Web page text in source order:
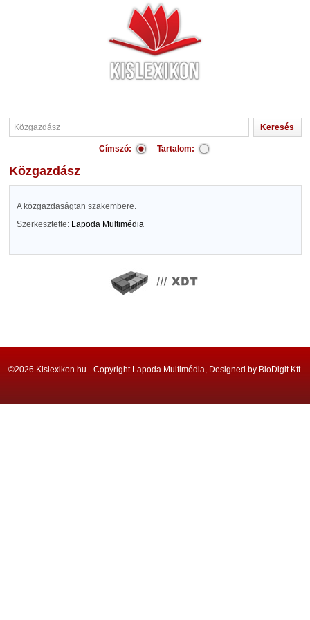
Címszó: Tartalom:
Közgazdász
A közgazdaságtan szakembere.
Szerkesztette: Lapoda Multimédia
©2026 Kislexikon.hu - Copyright Lapoda Multimédia, Designed by BioDigit Kft.